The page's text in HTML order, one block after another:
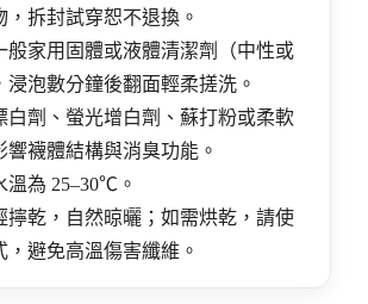
，拆封試穿恕不退換。
般家用固體或液體清潔劑（中性或
浸泡數分鐘後翻面輕柔搓洗。
白劑、螢光增白劑、蘇打粉或柔軟
響襪體結構與消臭功能。
溫為 25–30℃。
擰乾，自然晾曬；如需烘乾，請使
，避免高溫傷害纖維。